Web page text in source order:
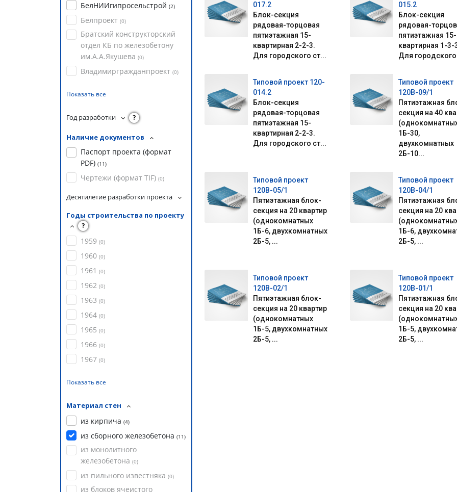
БелНИИгипросельстрой (2)
Белпроект (0)
Братский конструкторский
отдел КБ по железобетону
им.А.А.Якушева (0)
Владимиргражданпроект (0)
Показать все
Год разработки ?
Наличие документов
Паспорт проекта (формат
PDF) (11)
Чертежи (формат TIF) (0)
Десятилетие разработки проекта
Годы строительства по проекту
?
1959 (0)
1960 (0)
1961 (0)
1962 (0)
1963 (0)
1964 (0)
1965 (0)
1966 (0)
1967 (0)
Показать все
Материал стен
из кирпича (4)
из сборного железобетона (11)
из монолитного
железобетона (0)
из пильного известняка (0)
из блоков ячеистого
017.2
Блок-секция
рядовая-торцовая
пятиэтажная 15-
квартирная 2-2-3.
Для городского ст...
015.2
Блок-секция
рядовая-
пятиэтажная 15-
квартирная 1-3-
Для городского
Типовой проект 120-
014.2
Блок-секция
рядовая-торцовая
пятиэтажная 15-
квартирная 2-2-3.
Для городского ст...
Типовой проект
120В-09/1
Пятиэтажная
секция на 40
1Б-30,
двухкомнатных
2Б-10...
Типовой проект
120В-05/1
Пятиэтажная блок-
секция на 20 квартир
(однокомнатных
1Б-6, двухкомнатных
2Б-5, ...
Типовой проект
120В-04/1
Пятиэтажная
секция на 20
1Б-6,
2Б-5, ...
Типовой проект
120В-02/1
Пятиэтажная блок-
секция на 20 квартир
(однокомнатных
1Б-5, двухкомнатных
2Б-5, ...
Типовой проект
120В-01/1
Пятиэтажная
секция на 20
1Б-5,
2Б-5, ...